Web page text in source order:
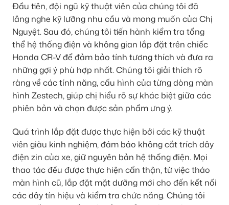
Đầu tiên, đội ngũ kỹ thuật viên của chúng tôi đã
lắng nghe kỹ lưỡng nhu cầu và mong muốn của Chị
Nguyệt. Sau đó, chúng tôi tiến hành kiểm tra tổng
thể hệ thống điện và không gian lắp đặt trên chiếc
Honda CR-V để đảm bảo tính tương thích và đưa ra
những gợi ý phù hợp nhất. Chúng tôi giải thích rõ
ràng về các tính năng, cấu hình của từng dòng màn
hình Zestech, giúp chị hiểu rõ sự khác biệt giữa các
phiên bản và chọn được sản phẩm ưng ý.
Quá trình lắp đặt được thực hiện bởi các kỹ thuật
viên giàu kinh nghiệm, đảm bảo không cắt trích dây
điện zin của xe, giữ nguyên bản hệ thống điện. Mọi
thao tác đều được thực hiện cẩn thận, từ việc tháo
màn hình cũ, lắp đặt mặt dưỡng mới cho đến kết nối
các dây tín hiệu và kiểm tra chức năng. Chúng tôi